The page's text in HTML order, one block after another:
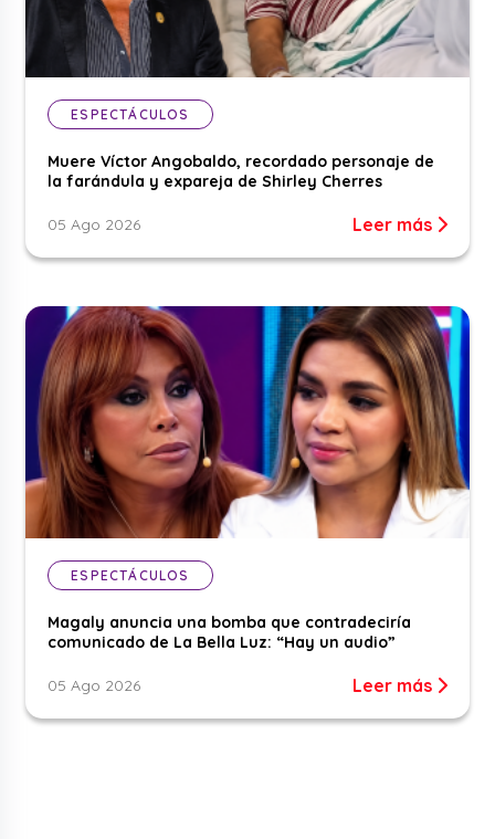
ESPECTÁCULOS
Muere Víctor Angobaldo, recordado personaje de
la farándula y expareja de Shirley Cherres
05 Ago 2026 Leer más
ESPECTÁCULOS
Magaly anuncia una bomba que contradeciría
comunicado de La Bella Luz: “Hay un audio”
05 Ago 2026 Leer más